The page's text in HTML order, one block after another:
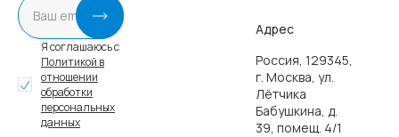
Я соглашаюсь с
Политикой в
отношении
обработки
персональных
данных
Адрес
Россия, 129345,
г. Москва, ул.
Лётчика
Бабушкина, д.
39, помещ. 4/1